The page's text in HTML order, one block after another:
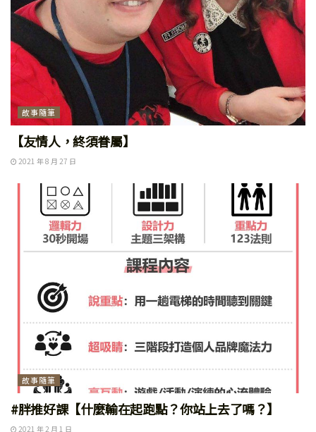
故事隨筆
【友情人，終須眷屬】
2021 年 8 月 27 日
故事隨筆
#胖推好課【什麼輸在起跑點？你站上去了嗎？】
2021 年 2 月 1 日